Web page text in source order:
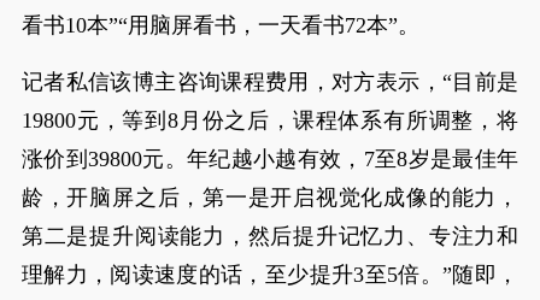
看书10本”“用脑屏看书，一天看书72本”。
记者私信该博主咨询课程费用，对方表示，“目前是
19800元，等到8月份之后，课程体系有所调整，将
涨价到39800元。年纪越小越有效，7至8岁是最佳年
龄，开脑屏之后，第一是开启视觉化成像的能力，
第二是提升阅读能力，然后提升记忆力、专注力和
理解力，阅读速度的话，至少提升3至5倍。”随即，